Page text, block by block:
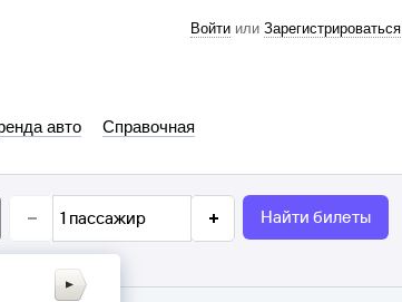
Войти или Зарегистрироваться
авто Справочная
1 пассажир Найти билеты